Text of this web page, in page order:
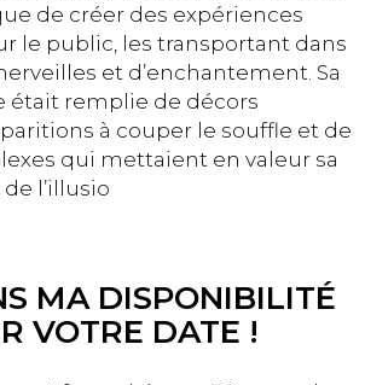
de créer des expériences
le public, les transportant dans
et d’enchantement. Sa
était remplie de décors
à couper le souffle et de
qui mettaient en valeur sa
l’illusio
MA DISPONIBILITÉ
VOTRE DATE !